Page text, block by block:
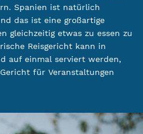
Spanien ist natürlich
das ist eine großartige
gleichzeitig etwas zu essen zu
Reisgericht kann in
auf einmal serviert werden,
für Veranstaltungen